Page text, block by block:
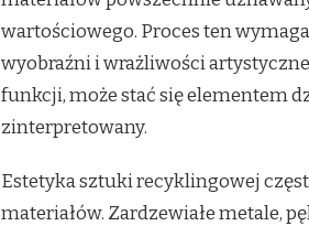
wartościowego. Proces ten
wyobraźni i wrażliwości
funkcji, może stać się elementem
zinterpretowany.
Estetyka sztuki recyklingowej
materiałów. Zardzewiałe metale,